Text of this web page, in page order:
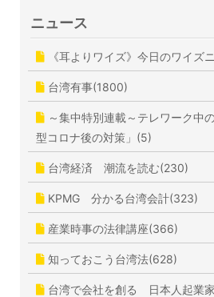
ニュース
《耳よりワイズ》今日のワイズ
台湾有事(1800)
～集中特別連載～テレワーク中
型コロナ後の対策」(5)
台湾経済 潮流を読む(230)
KPMG 分かる台湾会計(323)
産業時事の法律講座(366)
知っておこう台湾法(628)
台湾で会社を創る 日本人起業